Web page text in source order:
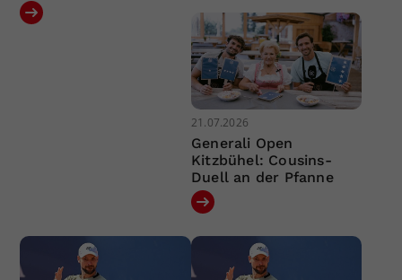
21.07.2026
Generali Open
Kitzbühel: Cousins-
Duell an der Pfanne